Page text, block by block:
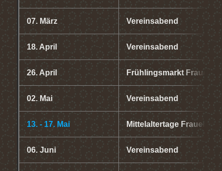
07. März Vereinsabend
18. April Vereinsabend
26. April Frühlingsmarkt
02. Mai Vereinsabend
13. - 17. Mai Mittelaltertage
06. Juni Vereinsabend